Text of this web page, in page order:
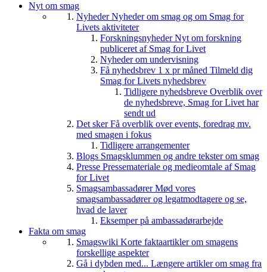
Nyt om smag
NyhederNyheder om smag og om Smag for
Livets aktiviteter
ForskningsnyhederNyt om forskning
publiceret af Smag for Livet
Nyheder om undervisning
Få nyhedsbrev 1 x pr måned Tilmeld dig
Smag for Livets nyhedsbrev
Tidligere nyhedsbreve Overblik over
de nyhedsbreve, Smag for Livet har
sendt ud
Det skerFå overblik over events, foredrag mv.
med smagen i fokus
Tidligere arrangementer
Blogs Smagsklummen og andre tekster om smag
Presse Pressemateriale og medieomtale af Smag
for Livet
SmagsambassadørerMød vores
smagsambassadører og legatmodtagere og se,
hvad de laver
Eksemper på ambassadørarbejde
Fakta om smag
Smagswiki Korte faktaartikler om smagens
forskellige aspekter
Gå i dybden med... Længere artikler om smag fra